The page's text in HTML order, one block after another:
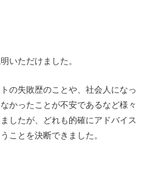
いただけました。
の失敗歴のことや、社会人になっ
かったことが不安であるなど様々
したが、どれも的確にアドバイス
ことを決断できました。